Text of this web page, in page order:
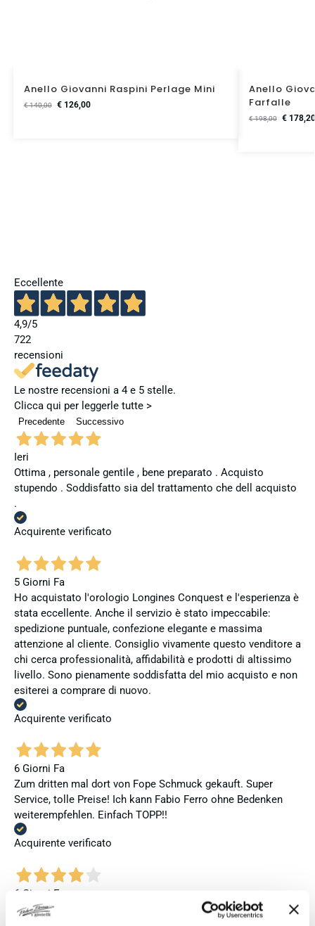
Anello Giovanni Raspini Perlage Mini
€140,00 €126,00
Anello
Farfalle
€198,00 €178,20
Eccellente
4,9/5
722
recensioni
Le nostre recensioni a 4 e 5 stelle.
Clicca qui per leggerle tutte >
Precedente Successivo
Ieri
Ottima , personale gentile , bene preparato . Acquisto
stupendo . Soddisfatto sia del trattamento che dell acquisto
.
Acquirente verificato
5 Giorni Fa
Ho acquistato l'orologio Longines Conquest e l'esperienza è
stata eccellente. Anche il servizio è stato impeccabile:
spedizione puntuale, confezione elegante e massima
attenzione al cliente. Consiglio vivamente questo venditore a
chi cerca professionalità, affidabilità e prodotti di altissimo
livello. Sono pienamente soddisfatta del mio acquisto e non
esiterei a comprare di nuovo.
Acquirente verificato
6 Giorni Fa
Zum dritten mal dort von Fope Schmuck gekauft. Super
Service, tolle Preise! Ich kann Fabio Ferro ohne Bedenken
weiterempfehlen. Einfach TOPP!!
Acquirente verificato
6 Giorni Fa
Ich bin insgesamt mit meinem Kauf zufrieden. Die Uhr ist